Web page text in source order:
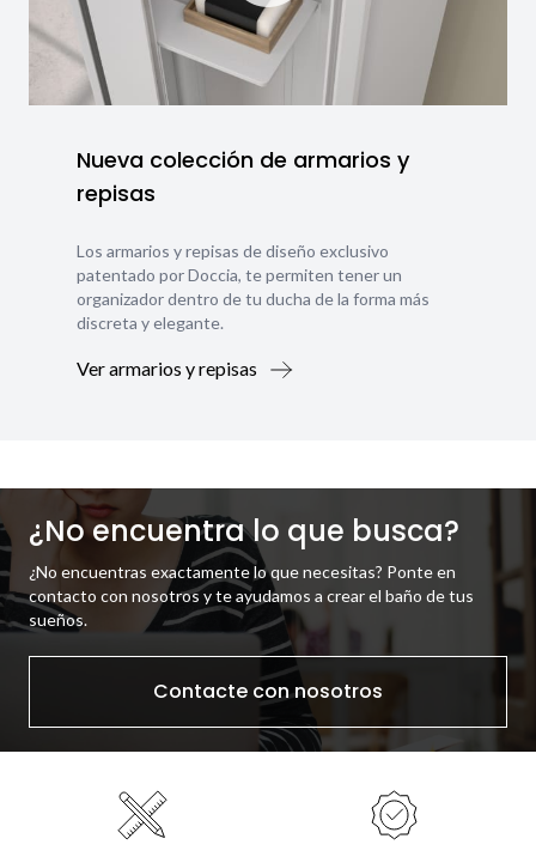
Nueva colección de armarios y
repisas
Los armarios y repisas de diseño exclusivo
patentado por Doccia, te permiten tener un
organizador dentro de tu ducha de la forma más
discreta y elegante.
Ver armarios y repisas
¿No encuentra lo que busca?
¿No encuentras exactamente lo que necesitas? Ponte en
contacto con nosotros y te ayudamos a crear el baño de tus
sueños.
Contacte con nosotros